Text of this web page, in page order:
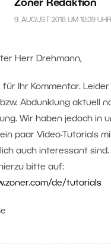
Zoner Redaktion
9. AUGUST 2016 UM 10:39 UHR
Herr Drehmann,
für Ihr Kommentar.
Abdunklung aktuell
Wir haben jedoch in
paar Video-Tutorials
auch interessant sind.
bitte auf:
de/tutorials